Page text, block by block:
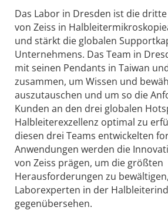
Das Labor in Dresden ist die
von Zeiss in
und stärkt die globalen
Unternehmens. Das Team in
mit seinen Pendants in Taiwan
zusammen, um Wissen und
auszutauschen und um so die
Kunden an den drei globalen
Halbleiterexzellenz optimal zu
diesen drei Teams entwickelten
Anwendungen werden die
von Zeiss prägen, um die größten
Herausforderungen zu
Laborexperten in der
gegenübersehen.